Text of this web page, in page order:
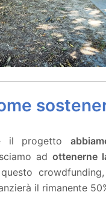
il progetto
ad ottenerne
il rimanente